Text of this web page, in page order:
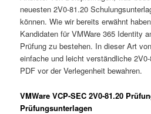
neuesten 2V0-81.20
können. Wie wir bereits erwähnt
Kandidaten für VMWare 365 Identity
Prüfung zu bestehen. In dieser Art
einfache und leicht verständliche
PDF vor der Verlegenheit bewahren.
VMWare VCP-SEC 2V0-81.20
Prüfungsunterlagen